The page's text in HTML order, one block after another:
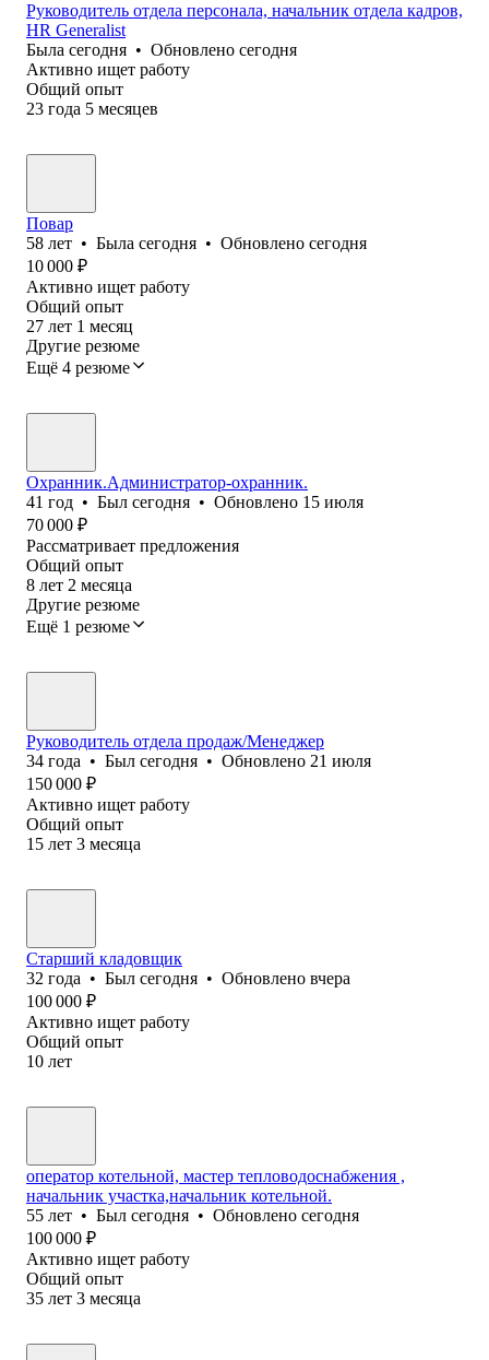
Руководитель отдела персонала, начальник отдела кадров,
HR Generalist
Была сегодня • Обновлено сегодня
Активно ищет работу
Общий опыт
23 года 5 месяцев
Повар
58 лет • Была сегодня • Обновлено сегодня
10 000 ₽
Активно ищет работу
Общий опыт
27 лет 1 месяц
Другие резюме
Ещё 4 резюме
Охранник.Администратор-охранник.
41 год • Был сегодня • Обновлено 15 июля
70 000 ₽
Рассматривает предложения
Общий опыт
8 лет 2 месяца
Другие резюме
Ещё 1 резюме
Руководитель отдела продаж/Менеджер
34 года • Был сегодня • Обновлено 21 июля
150 000 ₽
Активно ищет работу
Общий опыт
15 лет 3 месяца
Старший кладовщик
32 года • Был сегодня • Обновлено вчера
100 000 ₽
Активно ищет работу
Общий опыт
10 лет
оператор котельной, мастер тепловодоснабжения ,
начальник участка,начальник котельной.
55 лет • Был сегодня • Обновлено сегодня
100 000 ₽
Активно ищет работу
Общий опыт
35 лет 3 месяца